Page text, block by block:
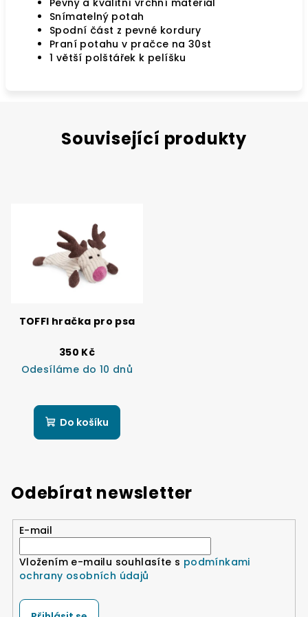
Pevný a kvalitní vrchní materiál
Snímatelný potah
Spodní část z pevné kordury
Praní potahu v pračce na 30st
1 větší polštářek k pelíšku
Související produkty
TOFFI hračka pro psa
350 Kč
Odesíláme do 10 dnů
Do košíku
Odebírat newsletter
E-mail
Vložením e-mailu souhlasíte s podmínkami
ochrany osobních údajů